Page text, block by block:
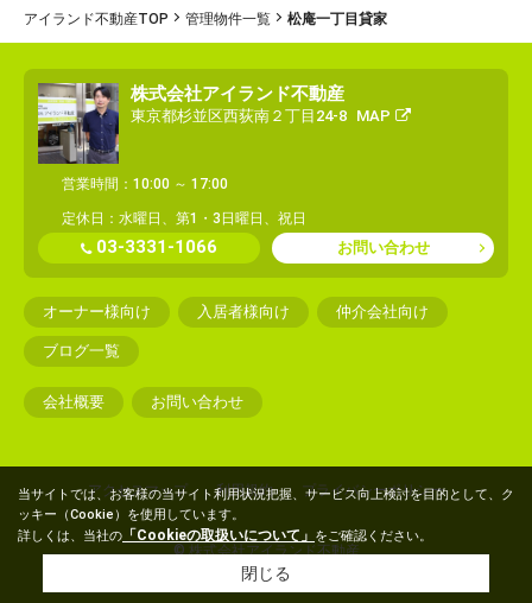
アイランド不動産TOP 管理物件一覧 松庵一丁目貸家
株式会社アイランド不動産
東京都杉並区西荻南２丁目24-8 MAP
営業時間：10:00 ～ 17:00
定休日：水曜日、第1・3日曜日、祝日
03-3331-1066 お問い合わせ
オーナー様向け 入居者様向け 仲介会社向け
ブログ一覧
会社概要 お問い合わせ
アクセスマップ 利用規約 プライバシーポリシー
© 株式会社アイランド不動産
当サイトでは、お客様の当サイト利用状況把握、サービス向上検討を目的として、ク
ッキー（Cookie）を使用しています。
詳しくは、当社の 「Cookieの取扱いについて」 をご確認ください。
閉じる